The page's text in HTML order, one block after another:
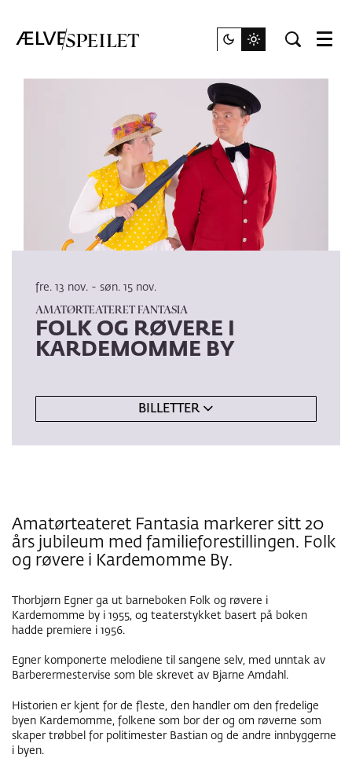
Meny
FOLK OG RØVERE I
KARDEMOMME BY
AMATØRTEATERET FANTASIA
fre. 13 nov. - søn. 15 nov.
BILLETTER
Amatørteateret Fantasia markerer sitt 20
års jubileum med familieforestillingen. Folk
og røvere i Kardemomme By.
Thorbjørn Egner ga ut barneboken Folk og røvere i
Kardemomme by i 1955, og teaterstykket basert på boken
hadde premiere i 1956.
Egner komponerte melodiene til sangene selv, med unntak av
Barberermestervise som ble skrevet av Bjarne Amdahl.
Historien er kjent for de fleste, den handler om den fredelige
byen Kardemomme, folkene som bor der og om røverne som
skaper trøbbel for politimester Bastian og de andre innbyggerne
i byen.